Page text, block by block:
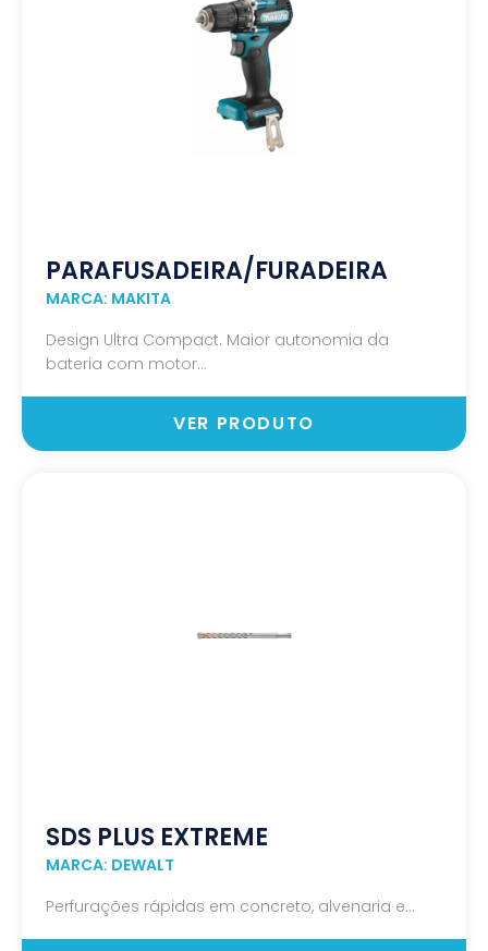
PARAFUSADEIRA/FURADEIRA
MARCA: MAKITA
Design Ultra Compact. Maior autonomia da
bateria com motor...
VER PRODUTO
SDS PLUS EXTREME
MARCA: DEWALT
Perfurações rápidas em concreto, alvenaria e...